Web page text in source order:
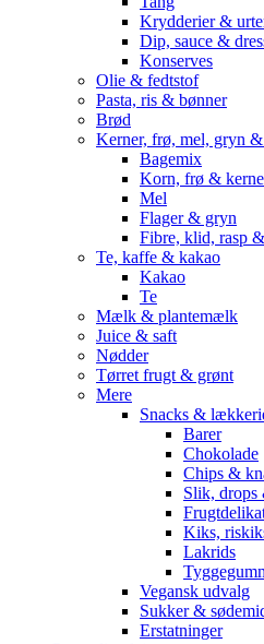
Krydderier &
Dip, sauce &
Konserves
Olie & fedtstof
Pasta, ris & bønner
Brød
Kerner, frø, mel, gryn
Bagemix
Korn, frø &
Mel
Flager & gryn
Fibre, klid, rasp
Te, kaffe & kakao
Kakao
Te
Mælk & plantemælk
Juice & saft
Nødder
Tørret frugt & grønt
Mere
Snacks &
Barer
Chokolade
Chips &
Slik, drops
Kiks,
Lakrids
Vegansk udvalg
Sukker &
Erstatninger